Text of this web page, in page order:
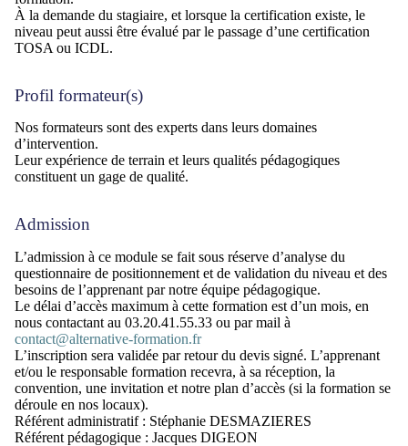
À la demande du stagiaire, et lorsque la certification existe, le
niveau peut aussi être évalué par le passage d’une certification
TOSA ou ICDL.
Profil formateur(s)
Nos formateurs sont des experts dans leurs domaines
d’intervention.
Leur expérience de terrain et leurs qualités pédagogiques
constituent un gage de qualité.
Admission
L’admission à ce module se fait sous réserve d’analyse du
questionnaire de positionnement et de validation du niveau et des
besoins de l’apprenant par notre équipe pédagogique.
Le délai d’accès maximum à cette formation est d’un mois, en
nous contactant au 03.20.41.55.33 ou par mail à
contact@alternative-formation.fr
L’inscription sera validée par retour du devis signé. L’apprenant
et/ou le responsable formation recevra, à sa réception, la
convention, une invitation et notre plan d’accès (si la formation se
déroule en nos locaux).
Référent administratif : Stéphanie DESMAZIERES
Référent pédagogique : Jacques DIGEON